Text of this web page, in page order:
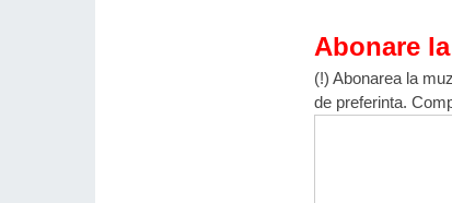
Abonare
(!) Abonarea la
de preferinta.